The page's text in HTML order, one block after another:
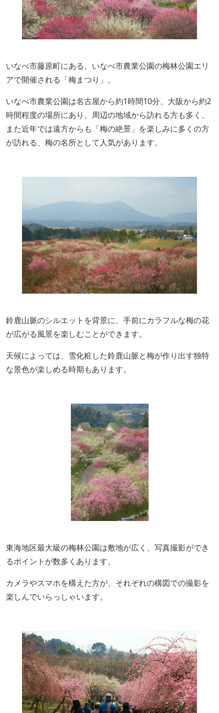
いなべ市藤原町にある、いなべ市農業公園の梅林公園エリ
アで開催される「梅まつり」。
いなべ市農業公園は名古屋から約1時間10分、大阪から約2
時間程度の場所にあり、周辺の地域から訪れる方も多く、
また近年では遠方からも「梅の絶景」を楽しみに多くの方
が訪れる、梅の名所として人気があります。
鈴鹿山脈のシルエットを背景に、手前にカラフルな梅の花
が広がる風景を楽しむことができます。
天候によっては、雪化粧した鈴鹿山脈と梅が作り出す独特
な景色が楽しめる時期もあります。
東海地区最大級の梅林公園は敷地が広く、写真撮影ができ
るポイントが数多くあります。
カメラやスマホを構えた方が、それぞれの構図での撮影を
楽しんでいらっしゃいます。